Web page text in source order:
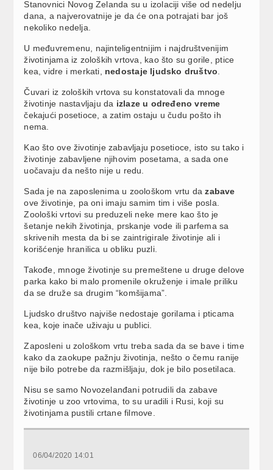
Stanovnici Novog Zelanda su u izolaciji više od nedelju
dana, a najverovatnije je da će ona potrajati bar još
nekoliko nedelja.
U međuvremenu, najinteligentnijim i najdruštvenijim
životinjama iz zoloških vrtova, kao što su gorile, ptice
kea, vidre i merkati,
nedostaje ljudsko društvo
Čuvari iz zoloških vrtova su konstatovali da mnoge
životinje nastavljaju da izlaze u određeno vreme
čekajući posetioce, a zatim ostaju u čudu pošto ih
nema.
Kao što ove životinje zabavljaju posetioce, isto su tako i
životinje zabavljene njihovim posetama, a sada one
uočavaju da nešto nije u redu.
Sada je na zaposlenima u zoološkom vrtu dazabave
ove životinje, pa oni imaju samim tim i više posla.
Zoološki vrtovi su preduzeli neke mere kao što je
šetanje nekih životinja, prskanje vode ili parfema sa
skrivenih mesta da bi se zaintrigirale životinje ali i
korišćenje hranilica u obliku puzli.
Takođe, mnoge životinje su premeštene u druge delove
parka kako bi malo promenile okruženje i imale priliku
da se druže sa drugim “komšijama”.
Ljudsko društvo najviše nedostaje gorilama i pticama
kea, koje inače uživaju u publici.
Zaposleni u zološkom vrtu treba sada da se bave i time
kako da zaokupe pažnju životinja, nešto o čemu ranije
nije bilo potrebe da razmišljaju, dok je bilo posetilaca.
Nisu se samo Novozelanđani potrudili da zabave
životinje u zoo vrtovima, to su uradili i Rusi, koji su
životinjama pustili crtane filmove.
06/04/2020 14:01